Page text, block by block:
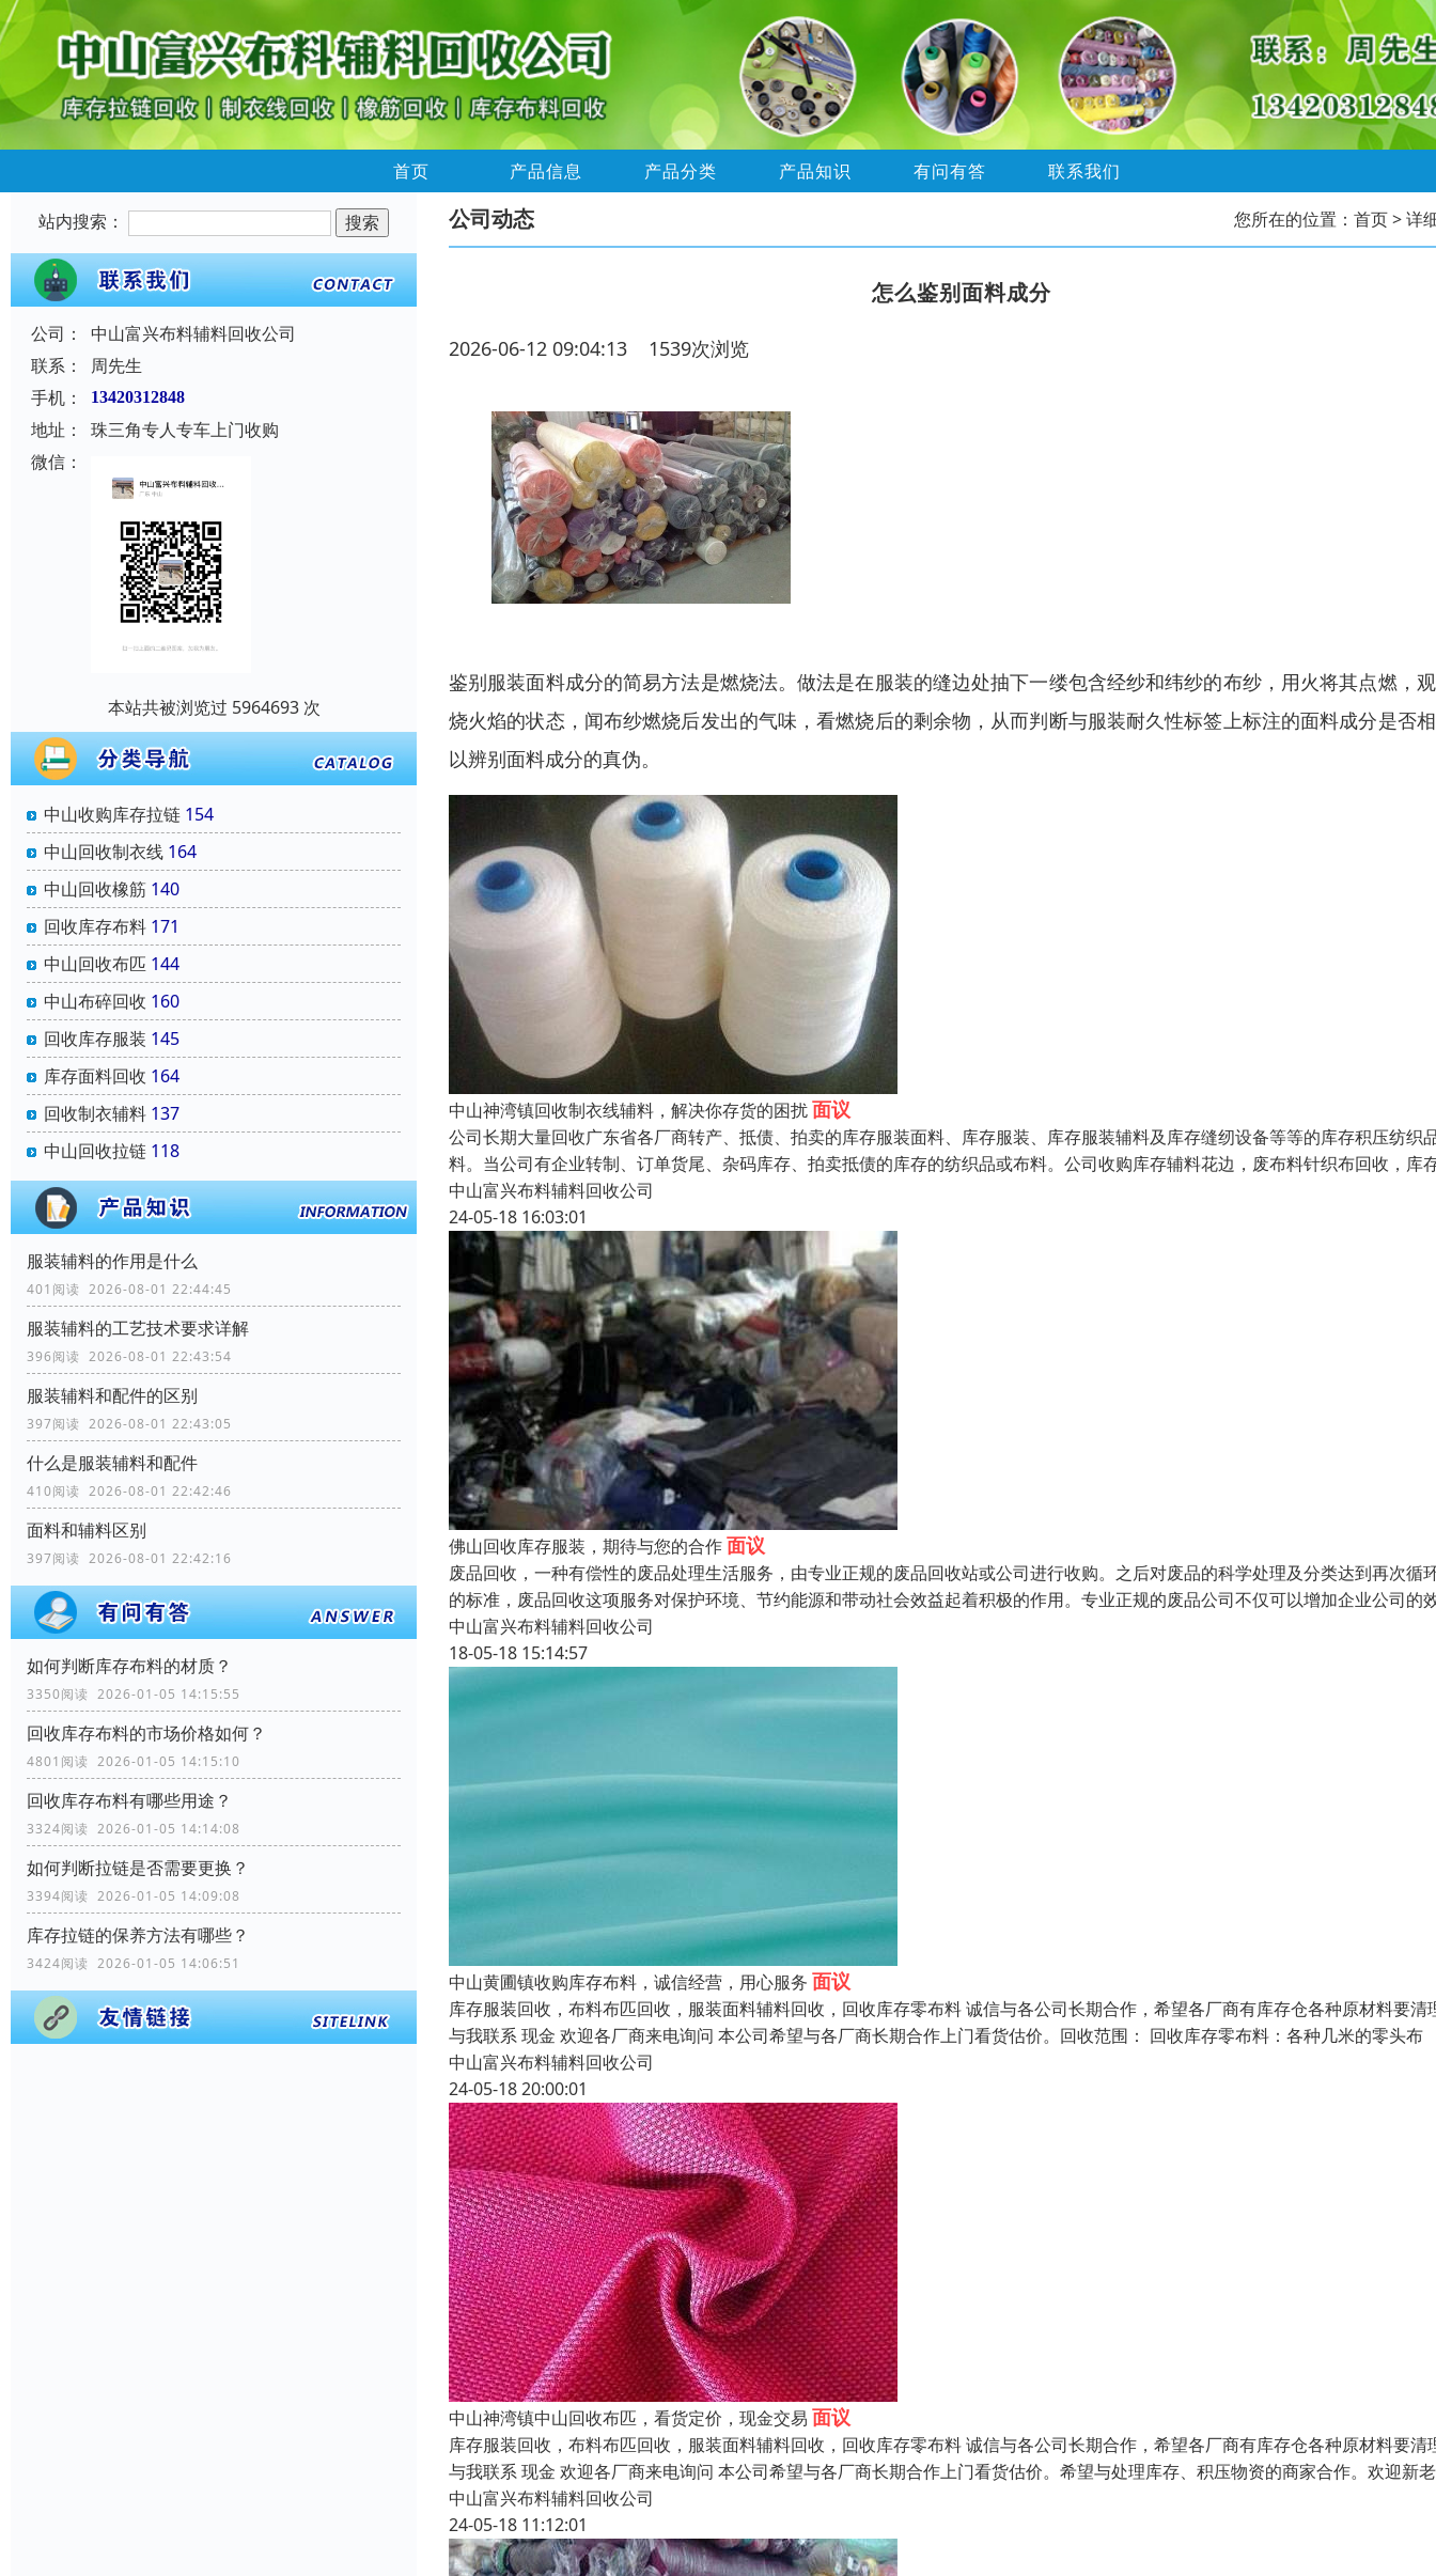
首页 产品信息 产品分类 产品知识 有问有答 联系我们
站内搜索：
公司：
中山富兴布料辅料回收公司
联系：
周先生
手机：
13420312848
地址：
珠三角专人专车上门收购
微信：
本站共被浏览过 5964693 次
中山收购库存拉链 154
中山回收制衣线 164
中山回收橡筋 140
回收库存布料 171
中山回收布匹 144
中山布碎回收 160
回收库存服装 145
库存面料回收 164
回收制衣辅料 137
中山回收拉链 118
服装辅料的作用是什么
401阅读 2026-08-01 22:44:45
服装辅料的工艺技术要求详解
396阅读 2026-08-01 22:43:54
服装辅料和配件的区别
397阅读 2026-08-01 22:43:05
什么是服装辅料和配件
410阅读 2026-08-01 22:42:46
面料和辅料区别
397阅读 2026-08-01 22:42:16
如何判断库存布料的材质？
3350阅读 2026-01-05 14:15:55
回收库存布料的市场价格如何？
4801阅读 2026-01-05 14:15:10
回收库存布料有哪些用途？
3324阅读 2026-01-05 14:14:08
如何判断拉链是否需要更换？
3394阅读 2026-01-05 14:09:08
库存拉链的保养方法有哪些？
3424阅读 2026-01-05 14:06:51
公司动态 您所在的位置： 首页> 详
怎么鉴别面料成分
2026-06-12 09:04:13 1539次浏览
鉴别服装面料成分的简易方法是燃烧法。做法是在服装的缝边处抽下一缕包含经纱和纬纱的布纱，用火将其点燃，
烧火焰的状态，闻布纱燃烧后发出的气味，看燃烧后的剩余物，从而判断与服装耐久性标签上标注的面料成分是否
以辨别面料成分的真伪。
中山神湾镇回收制衣线辅料，解决你存货的困扰面议
公司长期大量回收广东省各厂商转产、抵债、拍卖的库存服装面料、库存服装、库存服装辅料及库存缝纫设备等等的库存积压纺织
料。当公司有企业转制、订单货尾、杂码库存、拍卖抵债的库存的纺织品或布料。公司收购库存辅料花边，废布料针织布回收，库
中山富兴布料辅料回收公司
24-05-18 16:03:01
佛山回收库存服装，期待与您的合作面议
废品回收，一种有偿性的废品处理生活服务，由专业正规的废品回收站或公司进行收购。之后对废品的科学处理及分类达到再次循
的标准，废品回收这项服务对保护环境、节约能源和带动社会效益起着积极的作用。专业正规的废品公司不仅可以增加企业公司的
中山富兴布料辅料回收公司
18-05-18 15:14:57
中山黄圃镇收购库存布料，诚信经营，用心服务 面议
库存服装回收，布料布匹回收，服装面料辅料回收，回收库存零布料 诚信与各公司长期合作，希望各厂商有库存仓各种原材料要清
与我联系 现金 欢迎各厂商来电询问 本公司希望与各厂商长期合作上门看货估价。回收范围： 回收库存零布料：各种几米的零头布
中山富兴布料辅料回收公司
24-05-18 20:00:01
中山神湾镇中山回收布匹，看货定价，现金交易 面议
库存服装回收，布料布匹回收，服装面料辅料回收，回收库存零布料 诚信与各公司长期合作，希望各厂商有库存仓各种原材料要清
与我联系 现金 欢迎各厂商来电询问 本公司希望与各厂商长期合作上门看货估价。希望与处理库存、积压物资的商家合作。欢迎新老
中山富兴布料辅料回收公司
24-05-18 11:12:01